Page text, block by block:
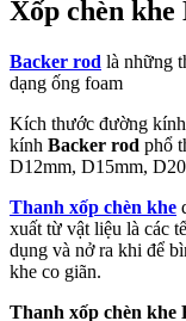
Xốp chèn khe
Backer rod là những
dạng ống foam
Kích thước đường kính
kính Backer rod phổ
D12mm, D15mm,
Thanh xốp chèn khe
xuất từ vật liệu là các
dụng và nở ra khi để
khe co giãn.
Thanh xốp chèn khe